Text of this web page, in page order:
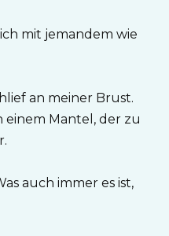
mit jemandem wie
an meiner Brust.
einem Mantel, der zu
auch immer es ist,